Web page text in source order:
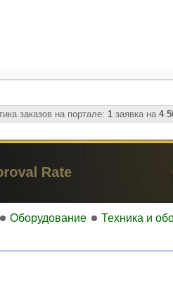
заказов на портале: 1 заявка на 4
Оборудование Техника и